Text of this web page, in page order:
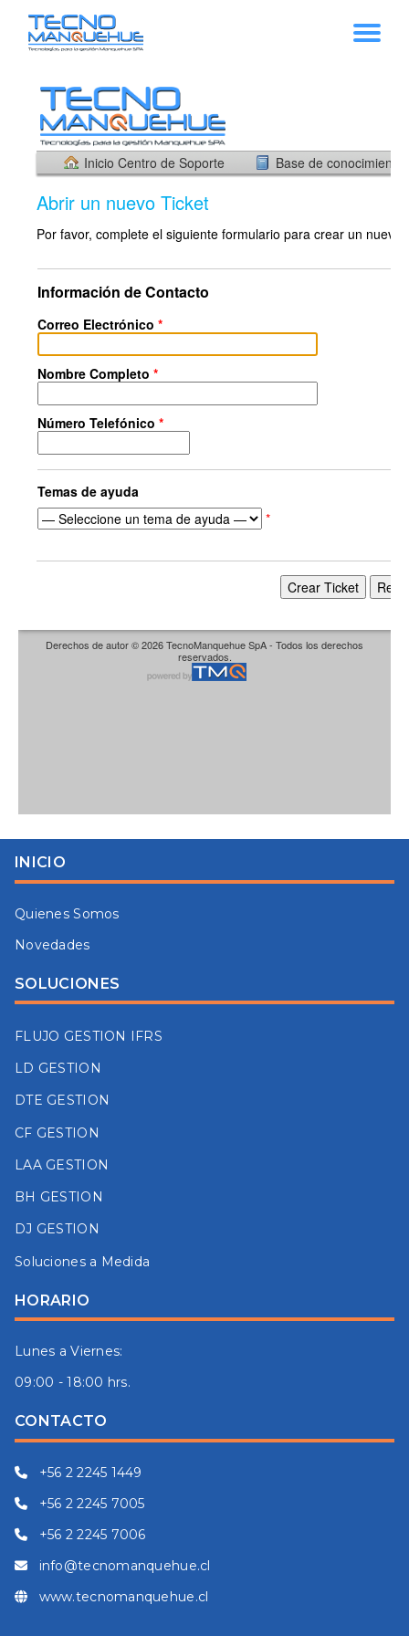
INICIO
Quienes Somos
Novedades
SOLUCIONES
FLUJO GESTION IFRS
LD GESTION
DTE GESTION
CF GESTION
LAA GESTION
BH GESTION
DJ GESTION
Soluciones a Medida
HORARIO
Lunes a Viernes:
09:00 - 18:00 hrs.
CONTACTO
+56 2 2245 1449
+56 2 2245 7005
+56 2 2245 7006
info@tecnomanquehue.cl
www.tecnomanquehue.cl